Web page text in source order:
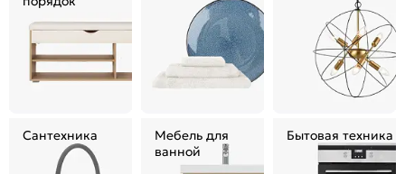
порядок
Сантехника
Мебель для
ванной
Бытовая техника